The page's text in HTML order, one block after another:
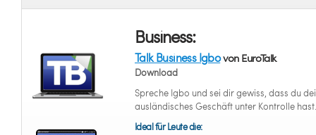
Business:
Talk Business Igbovon EuroTalk
Download
Spreche Igbo und sei dir gewiss, dass du
ausländisches Geschäft unter Kontrolle hast.
Ideal für Leute die: